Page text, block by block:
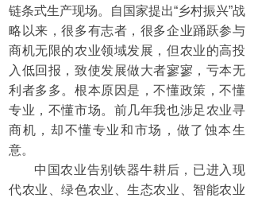
链条式生产现场。自国家提出“乡村振兴”战
略以来，很多有志者，很多企业踊跃参与
商机无限的农业领域发展，但农业的高投
入低回报，致使发展做大者寥寥，亏本无
利者多多。根本原因是，不懂政策，不懂
专业，不懂市场。前几年我也涉足农业寻
商机，却不懂专业和市场，做了蚀本生
意。
中国农业告别铁器牛耕后，已进入现
代农业、绿色农业、生态农业、智能农业